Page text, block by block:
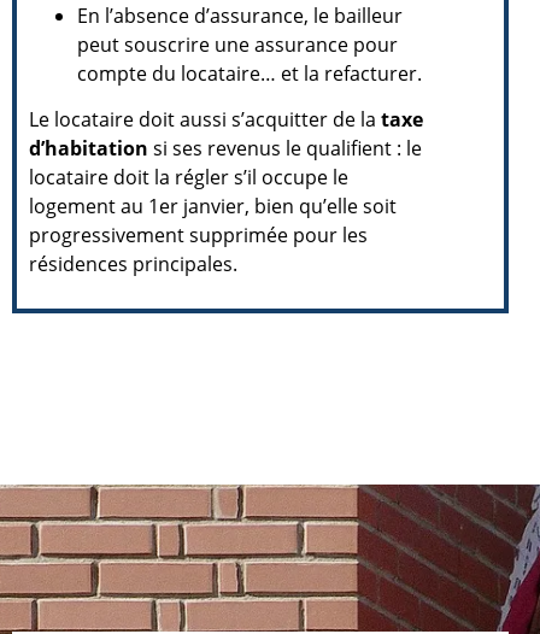
En l’absence d’assurance, le bailleur
peut souscrire une assurance pour
compte du locataire… et la refacturer.
Le locataire doit aussi s’acquitter de la taxe
d’habitation si ses revenus le qualifient : le
locataire doit la régler s’il occupe le
logement au 1er janvier, bien qu’elle soit
progressivement supprimée pour les
résidences principales.